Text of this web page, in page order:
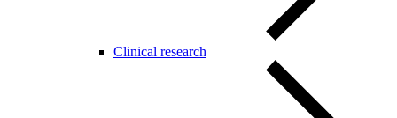
Clinical research